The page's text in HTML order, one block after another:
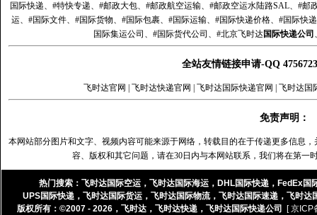
国际快递、#特快专递、#邮政大包、#邮政航空运输、#邮政空运水陆路SAL、#
运、#国际文件、#国际货物、#国际包裹、#国际运输、#国际快递价格、#国际快
国际集运公司、#国际货代公司、#北京飞时达国际快递公司
全站友情链接申请-QQ
飞时达官网 飞时达快递官网 飞时达国际快递官网 飞时达国
免责声明：
本网站部分图片和文字、视频内容可能来源于网络，转载目的在于传递更多信息
容、版权和其它问题，请在30日内与本网站联系，我们将在第一
热门搜索： 飞时达国际空运 ， 飞时达国际海运 ， DHL国际快递 ， FedEx国
UPS国际快递 ， 飞时达国际货运 ， 飞时达国际物流， 飞时达国际速递 ， 飞时达
版权所有：©2007 - 2026， 飞时达， 飞时达快递， 飞时达国际快递公司 [ 京ICP